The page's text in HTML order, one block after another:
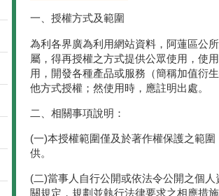
一、授權方式及範圍
為利各界廣為利用網站資料，阿蓮區公
屬，得再授權之方式提供公眾使用，使
用，開發各種產品或服務（簡稱加值衍
他方式授權；然使用時，應註明出處。
二、相關事項說明：
(一)本授權範圍僅及於著作權保護之範
供。
(二)當事人自行公開或依法令公開之個
關規定，規劃並執行法律要求之相應措施